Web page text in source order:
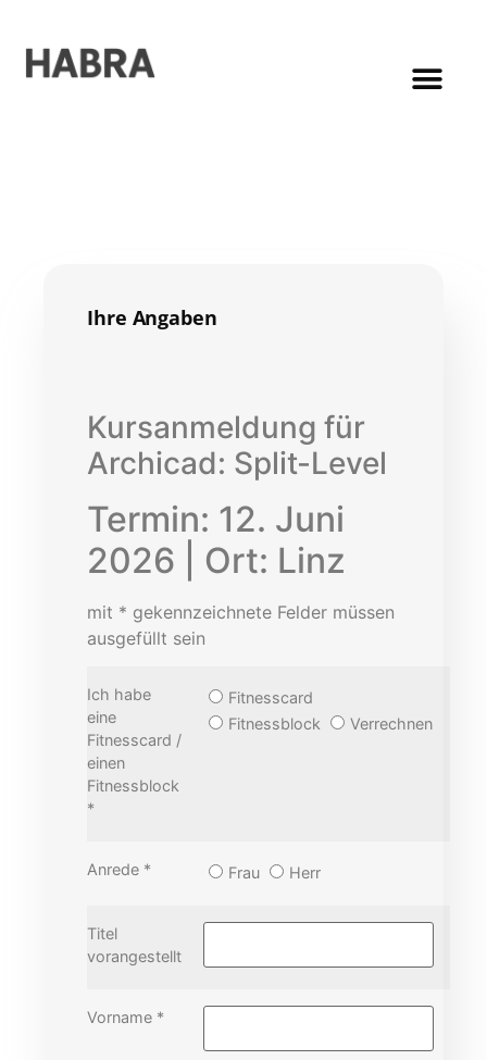
Ihre Angaben
Kursanmeldung für
Archicad: Split-Level
Termin: 12. Juni
2026 | Ort: Linz
mit * gekennzeichnete Felder müssen
ausgefüllt sein
Ich habe
eine
Fitnesscard /
einen
Fitnessblock
*
Fitnesscard
Fitnessblock
Verrechnen
Anrede * Frau Herr
Titel
vorangestellt
Vorname *